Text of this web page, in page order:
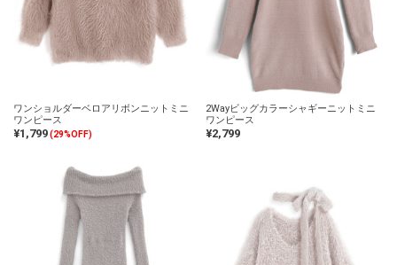
ワンショルダーベロアリボンニットミニ
ワンピース
¥1,799(29%OFF)
2Wayビッグカラーシャギーニットミニ
ワンピース
¥2,799